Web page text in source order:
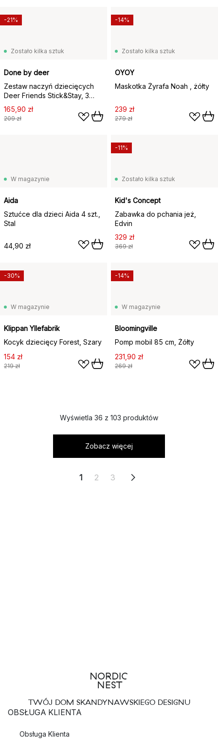
Zostało kilka sztuk
Done by deer
Zestaw naczyń dziecięcych
Deer Friends Stick&Stay, 3
części, Powder
165,90 zł
209 zł
-21%
Zostało kilka sztuk
OYOY
Maskotka Żyrafa Noah , żółty
239 zł
279 zł
-14%
W magazynie
Aida
Sztućce dla dzieci Aida 4 szt.,
Stal
44,90 zł
Zostało kilka sztuk
Kid's Concept
Zabawka do pchania jeż,
Edvin
329 zł
369 zł
-11%
W magazynie
Klippan Yllefabrik
Kocyk dziecięcy Forest, Szary
154 zł
219 zł
-30%
W magazynie
Bloomingville
Pomp mobil 85 cm, Żółty
231,90 zł
269 zł
-14%
Wyświetla 36 z 103 produktów
Zobacz więcej
1 2 3
TWÓJ DOM SKANDYNAWSKIEGO DESIGNU
OBSŁUGA KLIENTA
Obsługa Klienta